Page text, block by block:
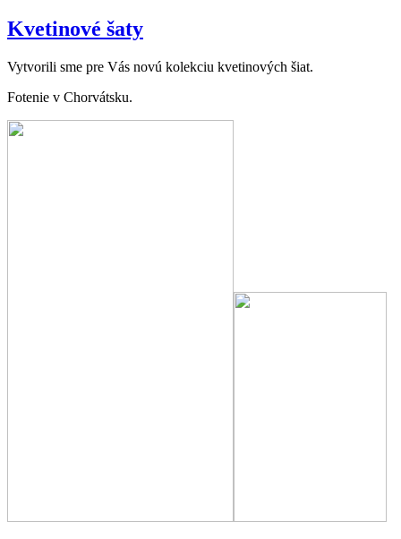
Kvetinové šaty
Vytvorili sme pre Vás novú kolekciu kvetinových šiat.
Fotenie v Chorvátsku.